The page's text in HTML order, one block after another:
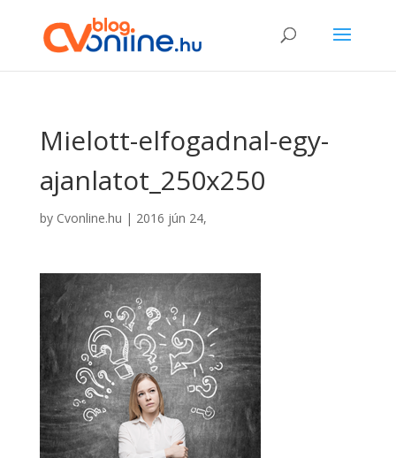
Mielott-elfogadnal-egy-
ajanlatot_250x250
by Cvonline.hu | 2016 jún 24,